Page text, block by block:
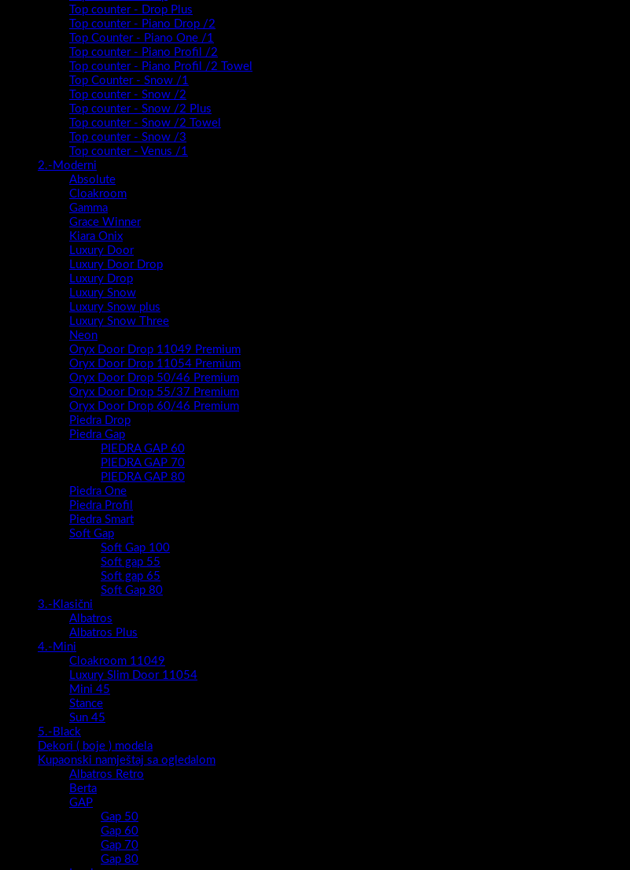
Top counter - Drop Plus
Top counter - Piano Drop /2
Top Counter - Piano One /1
Top counter - Piano Profil /2
Top counter - Piano Profil /2 Towel
Top Counter - Snow /1
Top counter - Snow /2
Top counter - Snow /2 Plus
Top counter - Snow /2 Towel
Top counter - Snow /3
Top counter - Venus /1
2.-Moderni
Absolute
Cloakroom
Gamma
Grace Winner
Kiara Onix
Luxury Door
Luxury Door Drop
Luxury Drop
Luxury Snow
Luxury Snow plus
Luxury Snow Three
Neon
Oryx Door Drop 11049 Premium
Oryx Door Drop 11054 Premium
Oryx Door Drop 50/46 Premium
Oryx Door Drop 55/37 Premium
Oryx Door Drop 60/46 Premium
Piedra Drop
Piedra Gap
PIEDRA GAP 60
PIEDRA GAP 70
PIEDRA GAP 80
Piedra One
Piedra Profil
Piedra Smart
Soft Gap
Soft Gap 100
Soft gap 55
Soft gap 65
Soft Gap 80
3.-Klasični
Albatros
Albatros Plus
4.-Mini
Cloakroom 11049
Luxury Slim Door 11054
Mini 45
Stance
Sun 45
5.-Black
Dekori ( boje ) modela
Kupaonski namještaj sa ogledalom
Albatros Retro
Berta
GAP
Gap 50
Gap 60
Gap 70
Gap 80